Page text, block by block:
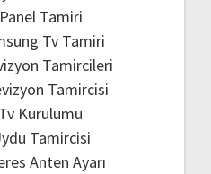
Tamiri
Tv Tamiri
Tamircileri
Tamircisi
Kurulumu
Tamircisi
Anten Ayarı